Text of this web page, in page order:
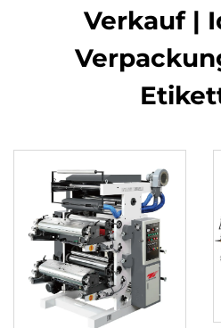
Verkauf |